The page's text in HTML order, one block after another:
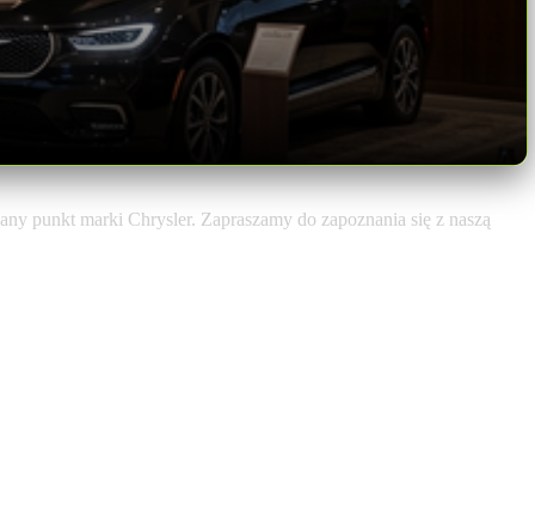
punkt marki Chrysler. Zapraszamy do zapoznania się z naszą